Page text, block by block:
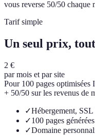
vous reverse 50/50 chaque
Tarif simple
Un seul prix,
2 €
par mois et par site
Pour 100 pages optimisées
+ 50/50 sur les revenus de
✓Hébergement,
✓100 pages
✓Domaine